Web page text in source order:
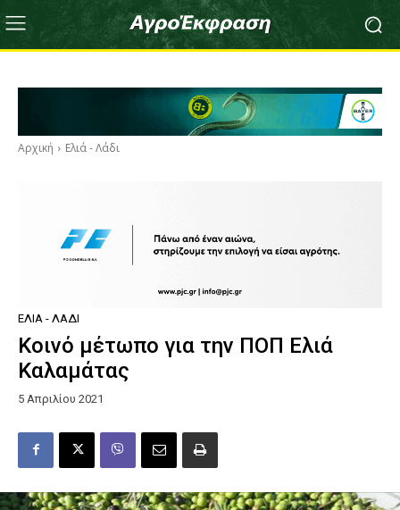
Αρχική Ελιά - Λάδι
ΕΛΙΆ - ΛΆΔΙ
Κοινό μέτωπο για την ΠΟΠ Ελιά
Καλαμάτας
5 Απριλίου 2021